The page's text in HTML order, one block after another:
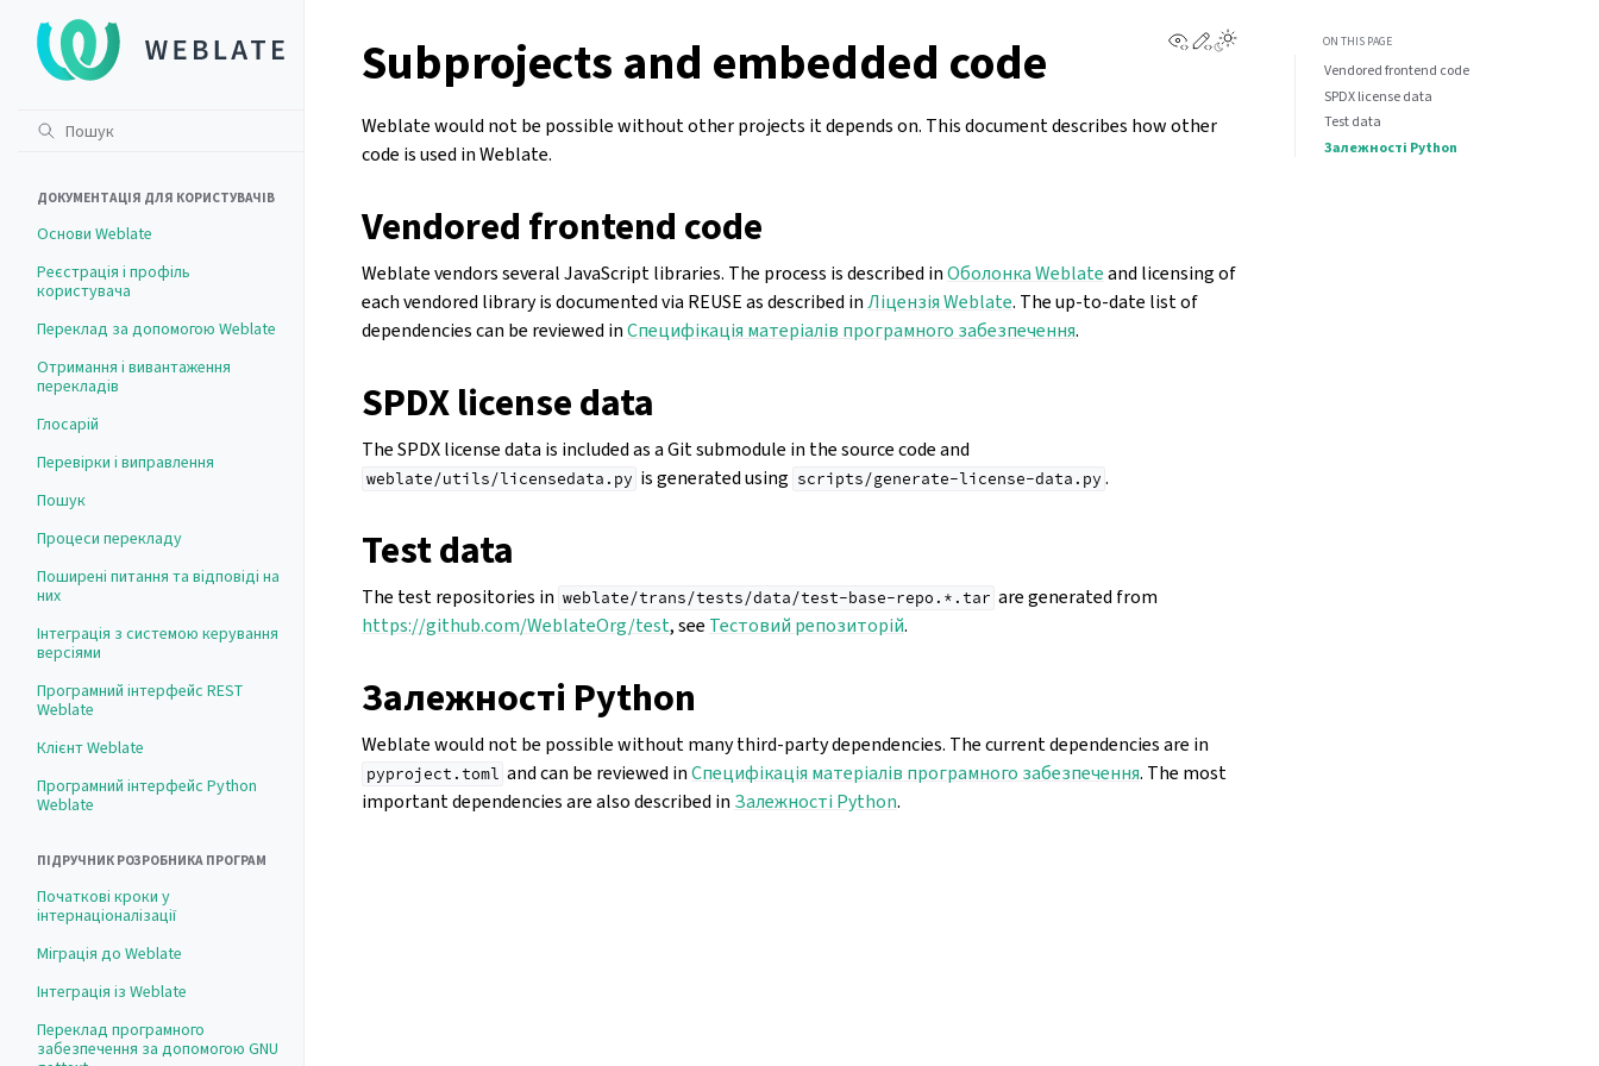
ДОКУМЕНТАЦІЯ ДЛЯ КОРИСТУВАЧІВ
Основи Weblate
Реєстрація і профіль
користувача
Переклад за допомогою Weblate
Отримання і вивантаження
перекладів
Глосарій
Перевірки і виправлення
Пошук
Процеси перекладу
Поширені питання та відповіді на
них
Інтеграція з системою керування
версіями
Програмний інтерфейс REST
Weblate
Клієнт Weblate
Програмний інтерфейс Python
Weblate
ПІДРУЧНИК РОЗРОБНИКА ПРОГРАМ
Початкові кроки у
інтернаціоналізації
Міграція до Weblate
Інтеграція із Weblate
Переклад програмного
забезпечення за допомогою GNU
View this page
Edit this page
Subprojects and embedded code
Weblate would not be possible without other projects it depends on. This document describes how other
code is used in Weblate.
Vendored frontend code
Weblate vendors several JavaScript libraries. The process is described inОболонка Weblateand licensing of
each vendored library is documented via REUSE as described inЛіцензія Weblate. The up-to-date list of
dependencies can be reviewed inСпецифікація матеріалів програмного забезпечення.
SPDX license data
The SPDX license data is included as a Git submodule in the source code and
weblate/utils/licensedata.py is generated using scripts/generate-license-data.py .
Test data
The test repositories in weblate/trans/tests/data/test-base-repo.*.tar are generated from
https://github.com/WeblateOrg/test, see Тестовий репозиторій.
Залежності Python
Weblate would not be possible without many third-party dependencies. The current dependencies are in
pyproject.toml and can be reviewed inСпецифікація матеріалів програмного забезпечення. The most
important dependencies are also described in Залежності Python.
ON THIS PAGE
Vendored frontend code
SPDX license data
Test data
Залежності Python